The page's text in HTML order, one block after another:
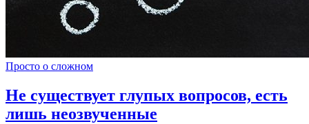
Просто о сложном
Не существует глупых вопросов, есть
лишь неозвученные